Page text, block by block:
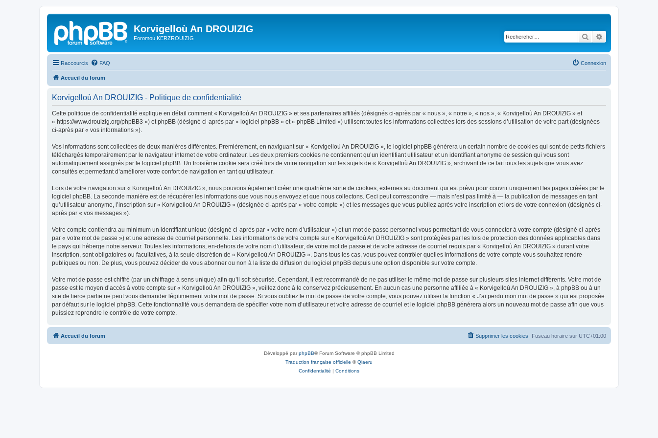
Korvigelloù An DROUIZIG
Foromoù KERZROUIZIG Rechercher
Raccourcis FAQ Connexion
Accueil du forum
Korvigelloù An DROUIZIG - Politique de confidentialité
Cette politique de confidentialité explique en détail comment « Korvigelloù An DROUIZIG » et ses partenaires affiliés (désignés ci-après par « nous », « notre », « nos », « Korvigelloù An DROUIZIG » et
« https://www.drouizig.org/phpBB3 ») et phpBB (désigné ci-après par « logiciel phpBB » et « phpBB Limited ») utilisent toutes les informations collectées lors des sessions d’utilisation de votre part (désignées
ci-après par « vos informations »).
Vos informations sont collectées de deux manières différentes. Premièrement, en naviguant sur « Korvigelloù An DROUIZIG », le logiciel phpBB génèrera un certain nombre de cookies qui sont de petits fichiers
téléchargés temporairement par le navigateur internet de votre ordinateur. Les deux premiers cookies ne contiennent qu’un identifiant utilisateur et un identifiant anonyme de session qui vous sont
automatiquement assignés par le logiciel phpBB. Un troisième cookie sera créé lors de votre navigation sur les sujets de « Korvigelloù An DROUIZIG », archivant de ce fait tous les sujets que vous avez
consultés et permettant d’améliorer votre confort de navigation en tant qu’utilisateur.
Lors de votre navigation sur « Korvigelloù An DROUIZIG », nous pouvons également créer une quatrième sorte de cookies, externes au document qui est prévu pour couvrir uniquement les pages créées par le
logiciel phpBB. La seconde manière est de récupérer les informations que vous nous envoyez et que nous collectons. Ceci peut correspondre — mais n’est pas limité à — la publication de messages en tant
qu’utilisateur anonyme, l’inscription sur « Korvigelloù An DROUIZIG » (désignée ci-après par « votre compte ») et les messages que vous publiez après votre inscription et lors de votre connexion (désignés ci-
après par « vos messages »).
Votre compte contiendra au minimum un identifiant unique (désigné ci-après par « votre nom d’utilisateur ») et un mot de passe personnel vous permettant de vous connecter à votre compte (désigné ci-après
par « votre mot de passe ») et une adresse de courriel personnelle. Les informations de votre compte sur « Korvigelloù An DROUIZIG » sont protégées par les lois de protection des données applicables dans
le pays qui héberge notre serveur. Toutes les informations, en-dehors de votre nom d’utilisateur, de votre mot de passe et de votre adresse de courriel requis par « Korvigelloù An DROUIZIG » durant votre
inscription, sont obligatoires ou facultatives, à la seule discrétion de « Korvigelloù An DROUIZIG ». Dans tous les cas, vous pouvez contrôler quelles informations de votre compte vous souhaitez rendre
publiques ou non. De plus, vous pouvez décider de vous abonner ou non à la liste de diffusion du logiciel phpBB depuis une option disponible sur votre compte.
Votre mot de passe est chiffré (par un chiffrage à sens unique) afin qu’il soit sécurisé. Cependant, il est recommandé de ne pas utiliser le même mot de passe sur plusieurs sites internet différents. Votre mot de
passe est le moyen d’accès à votre compte sur « Korvigelloù An DROUIZIG », veillez donc à le conservez précieusement. En aucun cas une personne affiliée à « Korvigelloù An DROUIZIG », à phpBB ou à un
site de tierce partie ne peut vous demander légitimement votre mot de passe. Si vous oubliez le mot de passe de votre compte, vous pouvez utiliser la fonction « J’ai perdu mon mot de passe » qui est proposée
par défaut sur le logiciel phpBB. Cette fonctionnalité vous demandera de spécifier votre nom d’utilisateur et votre adresse de courriel et le logiciel phpBB générera alors un nouveau mot de passe afin que vous
puissiez reprendre le contrôle de votre compte.
Accueil du forum Fuseau horaire sur UTC+01:00
Supprimer les cookies
Développé parphpBB® Forum Software © phpBB Limited
Traduction française officielle ©Qiaeru
Confidentialité | Conditions